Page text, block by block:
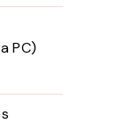
PC)